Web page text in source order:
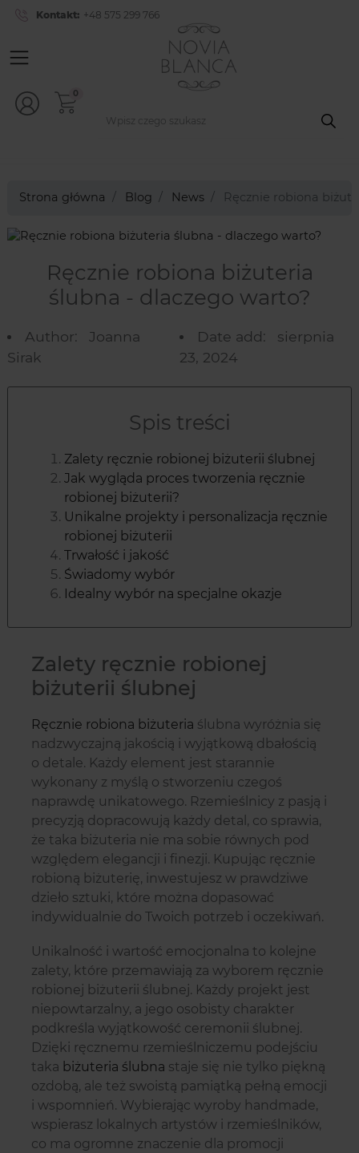
Kontakt: +48 575 299 766
0
Strona główna Blog News Ręcznie robiona
Ręcznie robiona biżuteria
ślubna - dlaczego warto?
Author:
Joanna
Sirak
Date add:
sierpnia
23, 2024
Spis treści
Zalety ręcznie robionej biżuterii ślubnej
Jak wygląda proces tworzenia ręcznie
robionej biżuterii?
Unikalne projekty i personalizacja ręcznie
robionej biżuterii
Trwałość i jakość
Świadomy wybór
Idealny wybór na specjalne okazje
Zalety ręcznie robionej
biżuterii ślubnej
Ręcznie robiona biżuteria ślubna wyróżnia się
nadzwyczajną jakością i wyjątkową dbałością
o detale. Każdy element jest starannie
wykonany z myślą o stworzeniu czegoś
naprawdę unikatowego. Rzemieślnicy z pasją i
precyzją dopracowują każdy detal, co sprawia,
że taka biżuteria nie ma sobie równych pod
względem elegancji i finezji. Kupując ręcznie
robioną biżuterię, inwestujesz w prawdziwe
dzieło sztuki, które można dopasować
indywidualnie do Twoich potrzeb i oczekiwań.
Unikalność i wartość emocjonalna to kolejne
zalety, które przemawiają za wyborem ręcznie
robionej biżuterii ślubnej. Każdy projekt jest
niepowtarzalny, a jego osobisty charakter
podkreśla wyjątkowość ceremonii ślubnej.
Dzięki ręcznemu rzemieślniczemu podejściu
taka biżuteria ślubna staje się nie tylko piękną
ozdobą, ale też swoistą pamiątką pełną emocji
i wspomnień. Wybierając wyroby handmade,
wspierasz lokalnych artystów i rzemieślników,
co ma ogromne znaczenie dla promocji